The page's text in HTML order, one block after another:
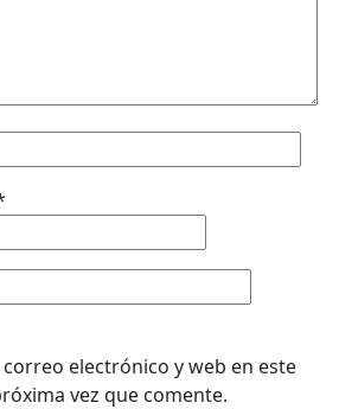
electrónico y web en este
vez que comente.